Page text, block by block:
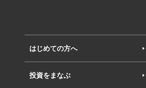
はじめての方へ
投資をまなぶ